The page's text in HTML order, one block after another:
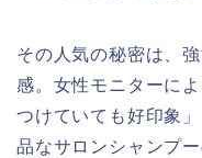
その人気の秘密は、
感。女性モニターに
つけていても好印象
品なサロンシャンプ